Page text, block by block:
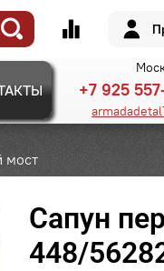
+7 925
мост
Сапун
448/